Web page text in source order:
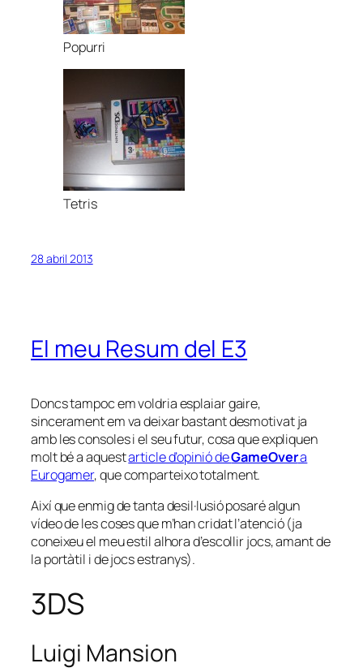
Popurri
Tetris
28 abril 2013
El meu Resum del E3
Doncs tampoc em voldria esplaiar gaire,
sincerament em va deixar bastant desmotivat ja
amb les consoles i el seu futur, cosa que expliquen
molt bé a aquestarticle d’opinió deGameOvera
Eurogamer, que comparteixo totalment.
Així que enmig de tanta desil·lusió posaré algun
vídeo de les coses que m’han cridat l’atenció (ja
coneixeu el meu estil alhora d’escollir jocs, amant de
la portàtil i de jocs estranys).
3DS
Luigi Mansion